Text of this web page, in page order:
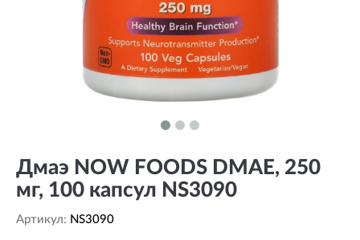
Дмаэ NOW FOODS DMAE, 250
мг, 100 капсул NS3090
Артикул: NS3090